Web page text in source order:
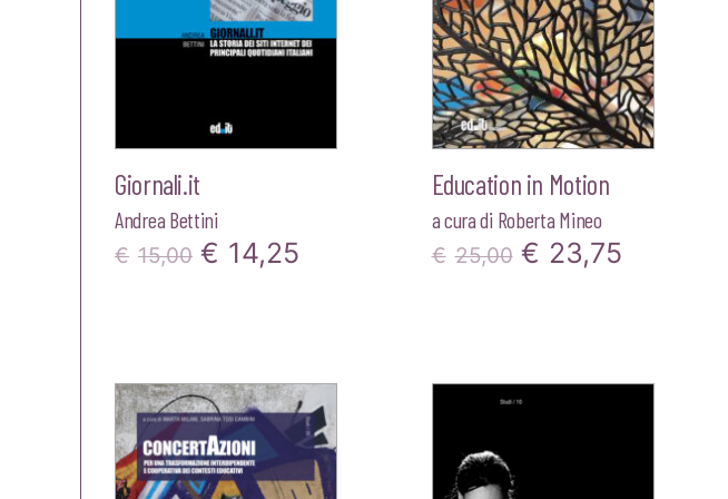
Giornali.it
Andrea Bettini
€ 15,00 Il
era:
€15,00.
€ 14,25
è:
€14,25.
Education in Motion
a cura di Roberta Mineo
€ 25,00 Il
era:
€ 23,75Il
è: